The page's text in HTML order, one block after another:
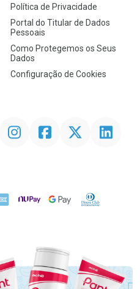
Política de Privacidade
Portal do Titular de Dados
Pessoais
Como Protegemos os Seus
Dados
Configuração de Cookies
InstagramFacebookTwitter Linkedin
NuPay Google PayDiners Club